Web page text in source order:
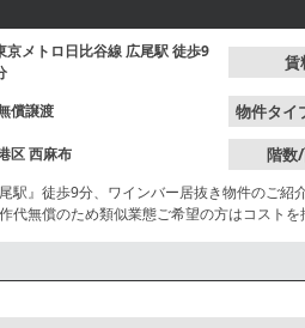
京メトロ日比谷線 広尾駅徒歩9
賃
償譲渡 物件タイ
区西麻布 階数
駅』徒歩9分、ワインバー居抜き物件のご紹
代無償のため類似業態ご希望の方はコスト